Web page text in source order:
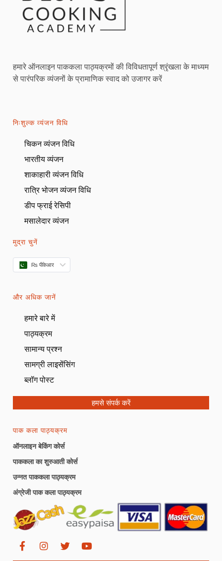
हमारे ऑनलाइन पाककला पाठ्यक्रमों की विविधतापूर्ण श्रृंखला के माध्यम
से पारंपरिक व्यंजनों के प्रामाणिक स्वाद को उजागर करें
निःशुल्क व्यंजन विधि
चिकन व्यंजन विधि
भारतीय व्यंजन
शाकाहारी व्यंजन विधि
रात्रि भोजन व्यंजन विधि
डीप फ्राई रेसिपी
मसालेदार व्यंजन
मुद्रा चुनें
₨ पीकेआर
और अधिक जानें
हमारे बारे में
पाठ्यक्रम
सामान्य प्रश्न
सामग्री लाइसेंसिंग
ब्लॉग पोस्ट
हमसे संपर्क करें
पाक कला पाठ्यक्रम
ऑनलाइन बेकिंग कोर्स
पाककला का शुरुआती कोर्स
उन्नत पाककला पाठ्यक्रम
अंग्रेजी पाक कला पाठ्यक्रम